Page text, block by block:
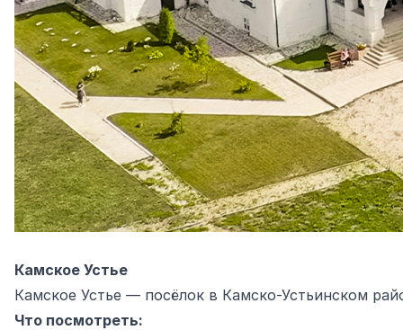
Камское Устье
Камское Устье — посёлок в Камско-Устьинском
Что посмотреть: